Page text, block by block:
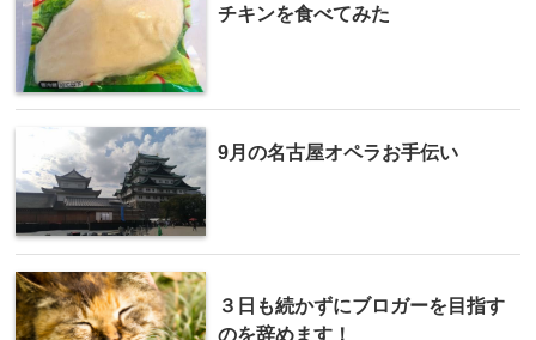
チキンを食べてみた
9月の名古屋オペラお手伝い
３日も続かずにブロガーを目指す
のを辞めます！